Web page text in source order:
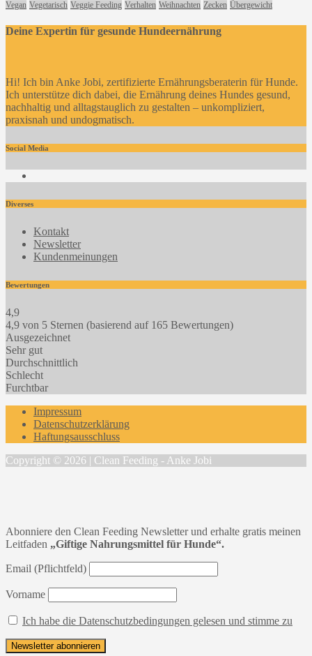
Vegan Vegetarisch Veggie Feeding Verhalten Weihnachten Zecken Übergewicht
Deine Expertin für gesunde Hundeernährung
Hi! Ich bin Anke Jobi, zertifizierte Ernährungsberaterin für Hunde.
Ich unterstütze dich dabei, die Ernährung deines Hundes gesund,
nachhaltig und alltagstauglich zu gestalten – unkompliziert,
praxisnah und undogmatisch.
Social Media
Diverses
Kontakt
Newsletter
Kundenmeinungen
Bewertungen
4,9
4,9 von 5 Sternen (basierend auf 165 Bewertungen)
Ausgezeichnet
Sehr gut
Durchschnittlich
Schlecht
Furchtbar
Impressum
Datenschutzerklärung
Haftungsausschluss
Copyright © 2026 | Clean Feeding - Anke Jobi
Abonniere den Clean Feeding Newsletter und erhalte gratis meinen
Leitfaden „Giftige Nahrungsmittel für Hunde“.
Email (Pflichtfeld)
Vorname
Ich habe die Datenschutzbedingungen gelesen und stimme zu